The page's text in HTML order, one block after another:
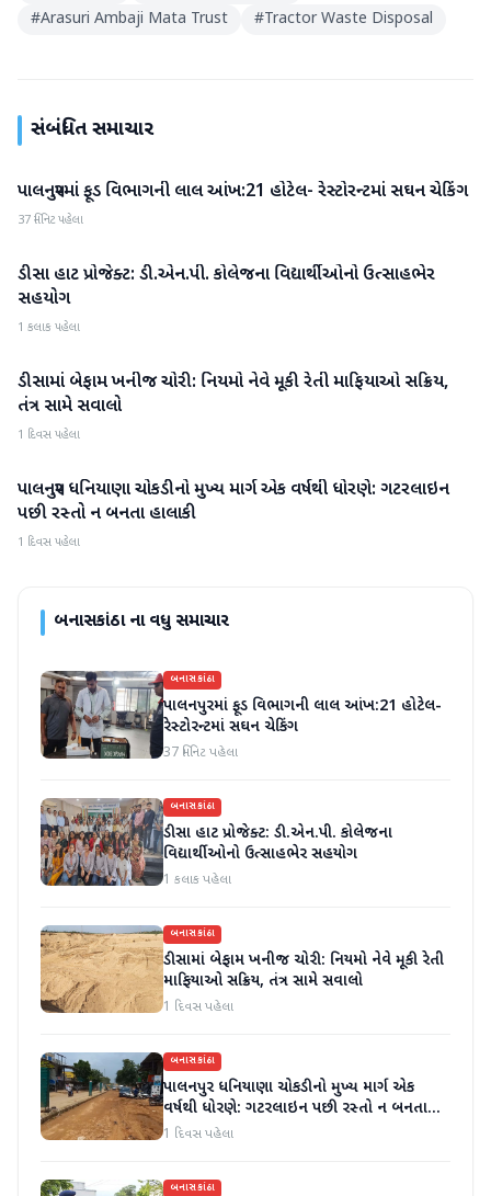
#Arasuri Ambaji Mata Trust #Tractor Waste Disposal
સંબંધિત સમાચાર
બનાસકાંઠા
પાલનપુરમાં ફૂડ વિભાગની લાલ આંખ:21 હોટેલ- રેસ્ટોરન્ટમાં સઘન ચેકિંગ
37 મિનિટ પહેલા
બનાસકાંઠા
ડીસા હાટ પ્રોજેક્ટ: ડી.એન.પી. કોલેજના વિદ્યાર્થીઓનો ઉત્સાહભેર
સહયોગ
1 કલાક પહેલા
બનાસકાંઠા
ડીસામાં બેફામ ખનીજ ચોરી: નિયમો નેવે મૂકી રેતી માફિયાઓ સક્રિય,
તંત્ર સામે સવાલો
1 દિવસ પહેલા
બનાસકાંઠા
પાલનપુર ધનિયાણા ચોકડીનો મુખ્ય માર્ગ એક વર્ષથી ધોરણે: ગટરલાઇન
પછી રસ્તો ન બનતા હાલાકી
1 દિવસ પહેલા
બનાસકાંઠાના વધુ સમાચાર
બનાસકાંઠા
પાલનપુરમાં ફૂડ વિભાગની લાલ આંખ:21 હોટેલ-
રેસ્ટોરન્ટમાં સઘન ચેકિંગ
37 મિનિટ પહેલા
બનાસકાંઠા
ડીસા હાટ પ્રોજેક્ટ: ડી.એન.પી. કોલેજના
વિદ્યાર્થીઓનો ઉત્સાહભેર સહયોગ
1 કલાક પહેલા
બનાસકાંઠા
ડીસામાં બેફામ ખનીજ ચોરી: નિયમો નેવે મૂકી રેતી
માફિયાઓ સક્રિય, તંત્ર સામે સવાલો
1 દિવસ પહેલા
બનાસકાંઠા
પાલનપુર ધનિયાણા ચોકડીનો મુખ્ય માર્ગ એક
વર્ષથી ધોરણે: ગટરલાઇન પછી રસ્તો ન બનતા
હાલાકી
1 દિવસ પહેલા
બનાસકાંઠા